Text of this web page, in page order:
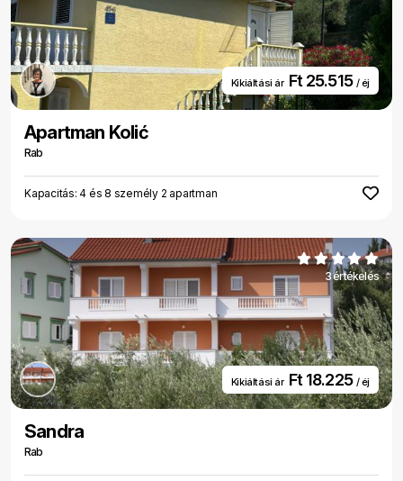
Kikiáltási ár Ft 25.515 / éj
Apartman Kolić
Rab
Kapacitás: 4 és 8 személy 2 apartman
3 értékelés
Kikiáltási ár Ft 18.225 / éj
Sandra
Rab